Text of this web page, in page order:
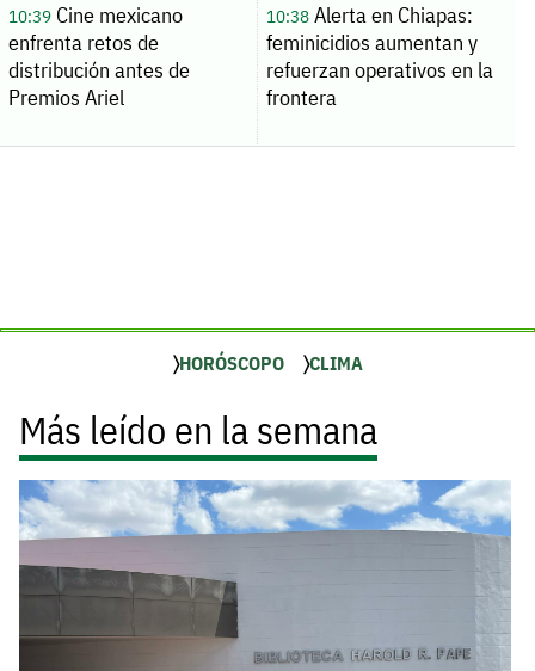
10:39Cine mexicano
enfrenta retos de
distribución antes de
Premios Ariel
10:38Alerta en Chiapas:
feminicidios aumentan y
refuerzan operativos en la
frontera
HORÓSCOPO CLIMA
Más leído en la semana